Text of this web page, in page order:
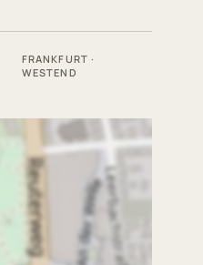
FRANKFURT ·
WESTEND